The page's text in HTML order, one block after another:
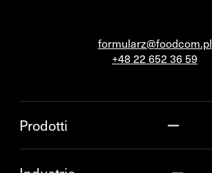
formularz@foodcom.pl
+48 22 652 36 59
Prodotti